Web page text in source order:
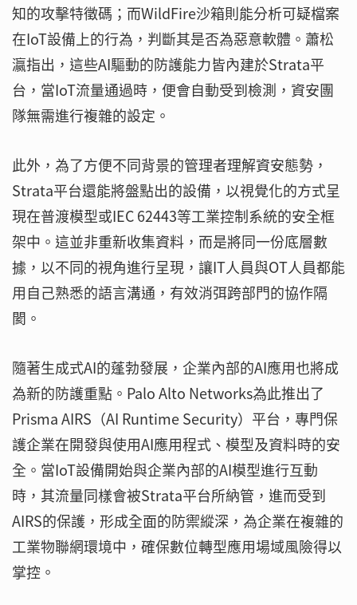
知的攻擊特徵碼；而WildFire沙箱則能分析可疑檔案
在IoT設備上的行為，判斷其是否為惡意軟體。蕭松
瀛指出，這些AI驅動的防護能力皆內建於Strata平
台，當IoT流量通過時，便會自動受到檢測，資安團
隊無需進行複雜的設定。
此外，為了方便不同背景的管理者理解資安態勢，
Strata平台還能將盤點出的設備，以視覺化的方式呈
現在普渡模型或IEC 62443等工業控制系統的安全框
架中。這並非重新收集資料，而是將同一份底層數
據，以不同的視角進行呈現，讓IT人員與OT人員都能
用自己熟悉的語言溝通，有效消弭跨部門的協作隔
閡。
隨著生成式AI的蓬勃發展，企業內部的AI應用也將成
為新的防護重點。Palo Alto Networks為此推出了
Prisma AIRS（AI Runtime Security）平台，專門保
護企業在開發與使用AI應用程式、模型及資料時的安
全。當IoT設備開始與企業內部的AI模型進行互動
時，其流量同樣會被Strata平台所納管，進而受到
AIRS的保護，形成全面的防禦縱深，為企業在複雜的
工業物聯網環境中，確保數位轉型應用場域風險得以
掌控。